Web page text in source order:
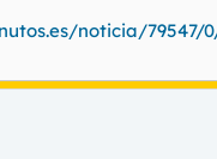
noticia/79547/